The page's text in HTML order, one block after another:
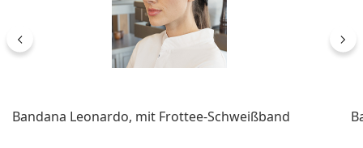
Bandana Leonardo, mit Frottee-Schweißband